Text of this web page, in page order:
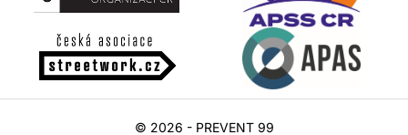
© 2026 - PREVENT 99